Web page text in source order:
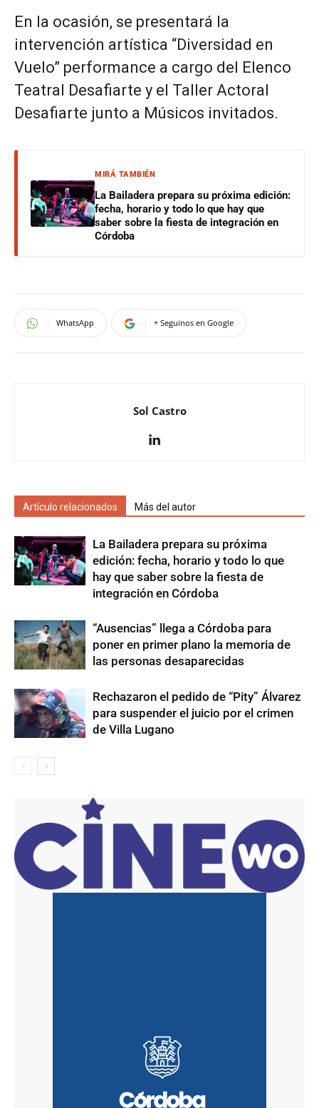
En la ocasión, se presentará la
intervención artística “Diversidad en
Vuelo” performance a cargo del Elenco
Teatral Desafiarte y el Taller Actoral
Desafiarte junto a Músicos invitados.
MIRÁ TAMBIÉN
La Bailadera prepara su próxima edición:
fecha, horario y todo lo que hay que
saber sobre la fiesta de integración en
Córdoba
WhatsApp + Seguinos en Google
Sol Castro
Artículo relacionados Más del autor
La Bailadera prepara su próxima
edición: fecha, horario y todo lo que
hay que saber sobre la fiesta de
integración en Córdoba
“Ausencias” llega a Córdoba para
poner en primer plano la memoria de
las personas desaparecidas
Rechazaron el pedido de “Pity” Álvarez
para suspender el juicio por el crimen
de Villa Lugano